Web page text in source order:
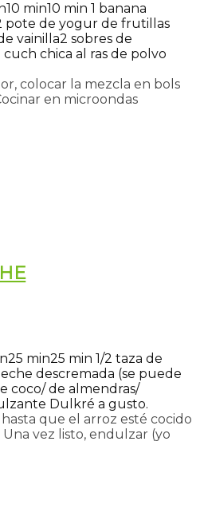
10 min10 min 1 banana
pote de yogur de frutillas
vainilla2 sobres de
cuch chica al ras de polvo
colocar la mezcla en bols
en microondas
25 min25 min 1/2 taza de
descremada (se puede
coco/ de almendras/
Dulkré a gusto.
que el arroz esté cocido
vez listo, endulzar (yo